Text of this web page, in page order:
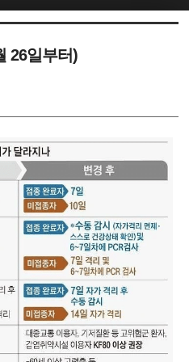
26일부터)
치북5
케치북5